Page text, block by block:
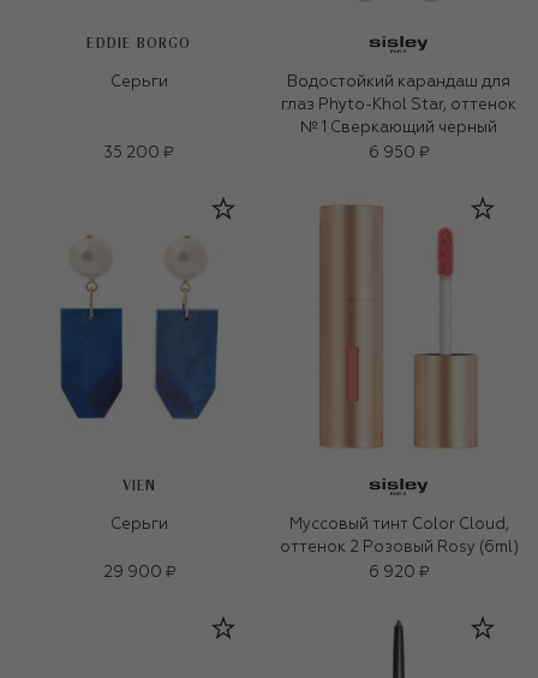
EDDIE BORGO
Серьги
35 200 ₽
Водостойкий карандаш для
глаз Phyto-Khol Star, оттенок
№ 1 Сверкающий черный
6 950 ₽
VIEN
Серьги
29 900 ₽
Муссовый тинт Color Cloud,
оттенок 2 Розовый Rosy (6ml)
6 920 ₽